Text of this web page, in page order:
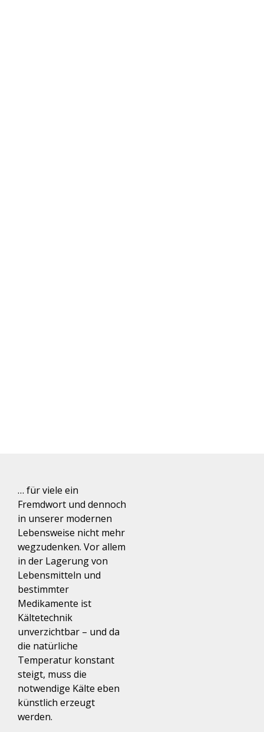
… für viele ein
Fremdwort und dennoch
in unserer modernen
Lebensweise nicht mehr
wegzudenken. Vor allem
in der Lagerung von
Lebensmitteln und
bestimmter
Medikamente ist
Kältetechnik
unverzichtbar – und da
die natürliche
Temperatur konstant
steigt, muss die
notwendige Kälte eben
künstlich erzeugt
werden.